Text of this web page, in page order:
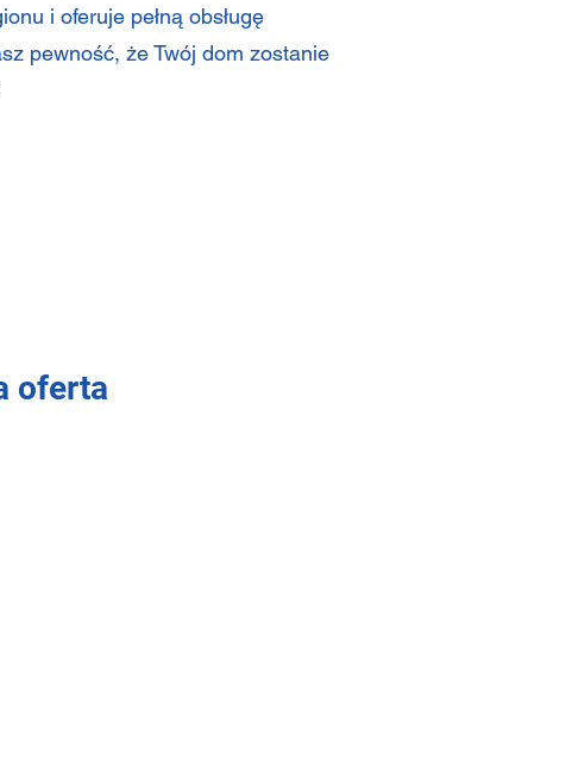
i oferuje pełną obsługę
pewność, że Twój dom zostanie
oferta